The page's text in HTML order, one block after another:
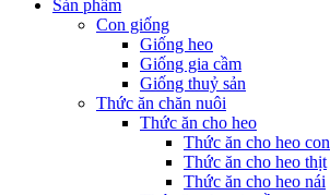
Sản phẩm
Con giống
Giống heo
Giống gia cầm
Giống thuỷ sản
Thức ăn chăn nuôi
Thức ăn cho heo
Thức ăn cho heo con
Thức ăn cho heo thịt
Thức ăn cho heo nái